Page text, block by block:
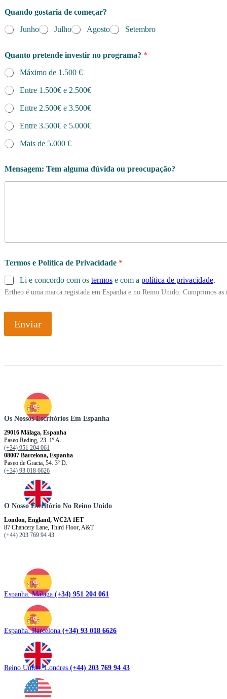
Quando gostaria de começar?
Junho
Julho Agosto Setembro
r
o
c
u
r
a
p
o
P
í
t
Quanto pretende investir no programa? *
Máximo de 1.500 €
Entre 1.500€ e 2.500€
Entre 2.500€ e 3.500€
Entre 3.500€ e 5.000€
Mais de 5.000 €
Mensagem: Tem alguma dúvida ou preocupação?
Termos e Política de Privacidade *
Li e concordo com os termos e com a política de privacidade.
Ertheo é uma marca registada em Espanha e no Reino Unido. Cumprimos
Enviar
Os Nossos Escritórios Em Espanha
29016 Málaga, Espanha
Paseo Reding, 23. 1º A.
(+34) 951 204 061
08007 Barcelona, ​​​​​Espanha
Paseo de Gracia, 54. 3º D.
(+34) 93 018 6626
O Nosso Escritório No Reino Unido
London, England, WC2A 1ET
87 Chancery Lane, Third Floor, A&T
(+44) 203 769 94 43
Espanha. Málaga (+34) 951 204 061
Espanha. Barcelona (+34) 93 018 6626
Reino Unido. Londres (+44) 203 769 94 43